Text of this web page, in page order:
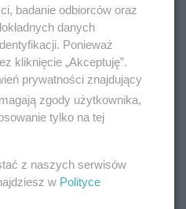
badanie odbiorców oraz
danych
Ponieważ
kliknięcie „Akceptuję”.
prywatności znajdujący
zgody użytkownika,
tylko na tej
z naszych serwisów
w Polityce